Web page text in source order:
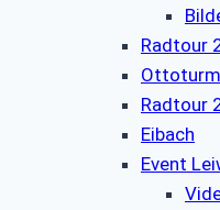
Radtour
Radtour
Eibach
Event